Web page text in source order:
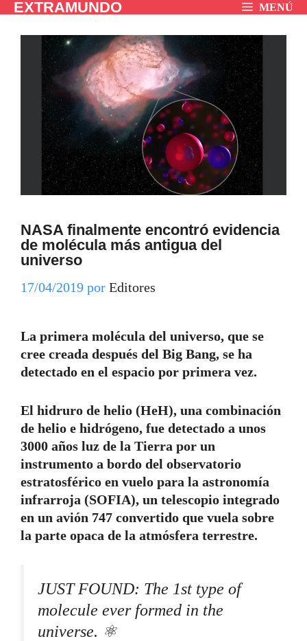
Saltar
contenido
EXTRAMUNDO MENÚ
NASA finalmente encontró evidencia
de molécula más antigua del
universo
17/04/2019 por Editores
La primera molécula del universo, que se
cree creada después del Big Bang, se ha
detectado en el espacio por primera vez.
El hidruro de helio (HeH), una combinación
de helio e hidrógeno, fue detectado a unos
3000 años luz de la Tierra por un
instrumento a bordo del observatorio
estratosférico en vuelo para la astronomía
infrarroja (SOFIA), un telescopio integrado
en un avión 747 convertido que vuela sobre
la parte opaca de la atmósfera terrestre.
JUST FOUND: The 1st type of
molecule ever formed in the
universe. ⚛️